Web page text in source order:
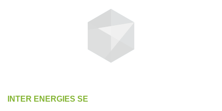
INTER ENERGIES SE